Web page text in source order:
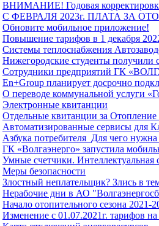
ВНИМАНИЕ! Годовая корректировка
С ФЕВРАЛЯ 2023г. ПЛАТА ЗА
Обновите мобильное приложение!
Повышение тарифов в 1 декабря
Системы теплоснабжения
Нижегородские студенты получили
Сотрудники предприятий ГК
En+Group планирует досрочно
О переводе коммунальной услуги
Электронные квитанции
Отдельные квитанции за
Автоматизированные сервисы для
Азбука потребителя_Для чего
ГК «Волгаэнерго» запустила
Умные счетчики. Интеллектуальная
Меры безопасности
Злостный неплательщик? Злись в
Нерабочие дни в АО
Начало отопительного сезона 2021-
Изменение с 01.07.2021г. тарифов